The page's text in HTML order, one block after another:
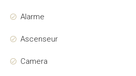
Alarme
Ascenseur
Camera